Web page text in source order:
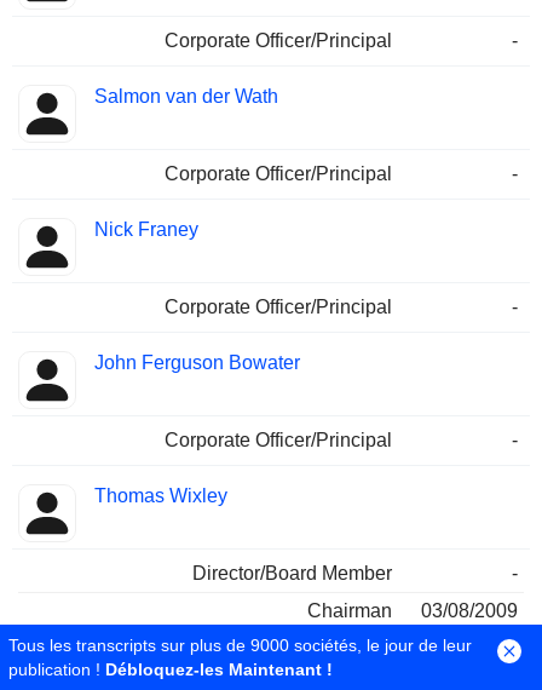
Corporate Officer/Principal -
Salmon van der Wath
Corporate Officer/Principal -
Nick Franey
Corporate Officer/Principal -
John Ferguson Bowater
Corporate Officer/Principal -
Thomas Wixley
Director/Board Member
-
Chairman
03/08/2009
Nicholas Dunn
Tous les transcripts sur plus de 9000 sociétés, le jour de leur
publication ! Débloquez-les Maintenant !